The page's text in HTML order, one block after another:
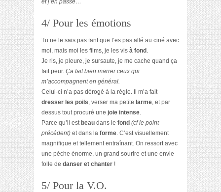
et j’en passe…
4/ Pour les émotions
Tu ne le sais pas tant que t’es pas allé au ciné avec
moi, mais moi les films, je les vis à fond .
Je ris, je pleure, je sursaute, je me cache quand ça
fait peur. Ça fait bien marrer ceux qui
m’accompagnent en général.
Celui-ci n’a pas dérogé à la règle. Il m’a fait
dresser les poils, verser ma petite larme, et par
dessus tout procuré une joie intense.
Parce qu’il est beau dans le fond (cf le point
précédent) et dans la forme. C’est visuellement
magnifique et tellement entraînant. On ressort avec
une pèche énorme, un grand sourire et une envie
folle de danser et chanter !
5/ Pour la V.O.